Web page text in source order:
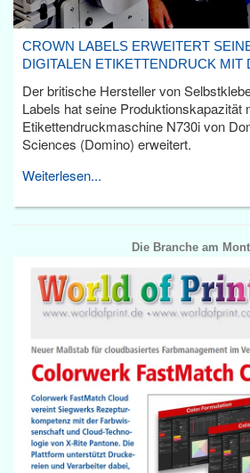
CROWN LABELS ERWEITERT
DIGITALEN ETIKETTENDRUCK MIT
Der britische Hersteller von
Labels hat seine Produktionskapazität
Etikettendruckmaschine N730i von
Sciences (Domino) erweitert.
Weiterlesen...
Die Branche am